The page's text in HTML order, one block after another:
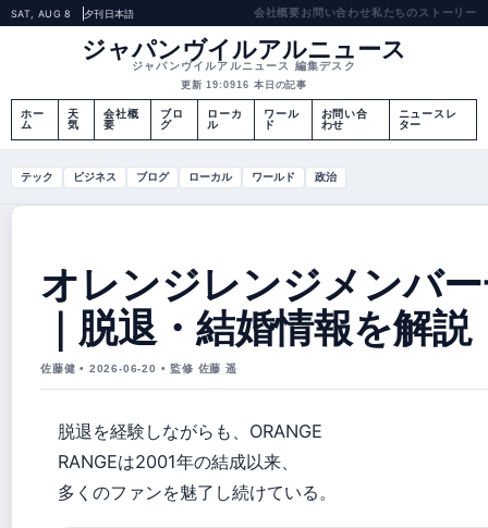
SAT, AUG 8 夕刊日本語 会社概要お問い合わせ私たちのストーリー
ジャパンヴイルアルニュース
ジャパンヴイルアルニュース 編集デスク
更新 19:0916 本日の記事
ホー
ム
天
気
会社概
要
ブロ
グ
ローカ
ル
ワール
ド
お問い合
わせ
ニュースレ
ター
テック ビジネス ブログ ローカル ワールド 政治
オレンジレンジメンバ
｜脱退・結婚情報を解説
佐藤健 • 2026-06-20 • 監修 佐藤 遥
脱退を経験しながらも、ORANGE
RANGEは2001年の結成以来、
多くのファンを魅了し続けている。